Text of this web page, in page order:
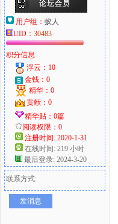
爱
用户组： 蚁人
UID： 30483
积分信息:
浮云：10
金钱：0
精华：0
贡献：0
精华贴：0篇
阅读权限：0
注册时间: 2020-1-31
在线时间: 219 小时
最后登录: 2024-3-20
联系方式:
发消息